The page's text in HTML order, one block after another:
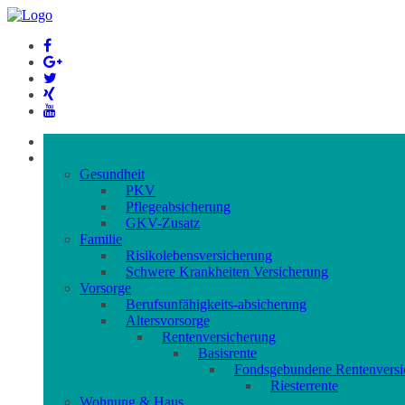
Gesundheit
PKV
Pflegeabsicherung
GKV-Zusatz
Familie
Risikolebensversicherung
Schwere Krankheiten Versicherung
Vorsorge
Berufs­unfähigkeits-absicherung
Altersvorsorge
Rentenversicherung
Basisrente
Fondsgebundene
Riesterrente
Wohnung & Haus